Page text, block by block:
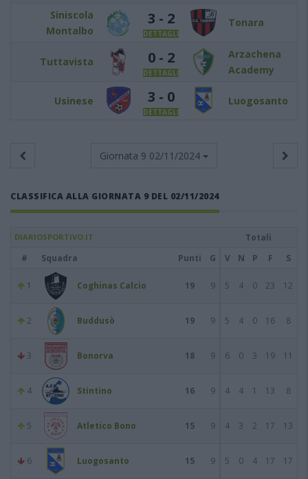
Siniscola
Montalbo
3 - 2
DETTAGLI
Tonara
Tuttavista 0 - 2
DETTAGLI
Arzachena
Academy
Usinese 3 - 0
DETTAGLI
Luogosanto
Giornata 9 02/11/2024
CLASSIFICA ALLA GIORNATA 9 DEL 02/11/2024
DIARIOSPORTIVO.IT
Totali
#
Squadra Punti G V N P F S
1 Coghinas Calcio 19 9 5 4 0 23 12
2 Buddusò 19 9 5 4 0 16 8
3 Bonorva 18 9 6 0 3 19 11
4 Stintino 16 9 4 4 1 13 8
5 Atletico Bono 15 9 4 3 2 17 13
6 Luogosanto 15 9 5 0 4 17 17